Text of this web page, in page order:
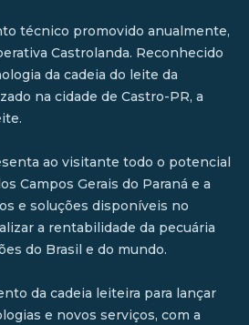
técnico promovido anualmente,
Castrolanda. Reconhecido
da cadeia do leite da
na cidade de Castro-PR, a
ao visitante todo o potencial
Campos Gerais do Paraná e a
e soluções disponíveis no
a rentabilidade da pecuária
do Brasil e do mundo.
da cadeia leiteira para lançar
e novos serviços, com a